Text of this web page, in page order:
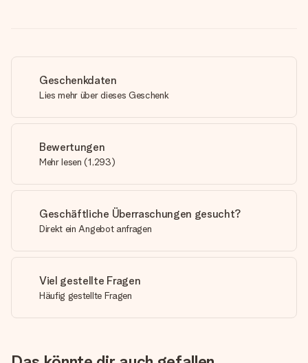
Geschenkdaten
Lies mehr über dieses Geschenk
Bewertungen
Mehr lesen (1,293)
Geschäftliche Überraschungen gesucht?
Direkt ein Angebot anfragen
Viel gestellte Fragen
Häufig gestellte Fragen